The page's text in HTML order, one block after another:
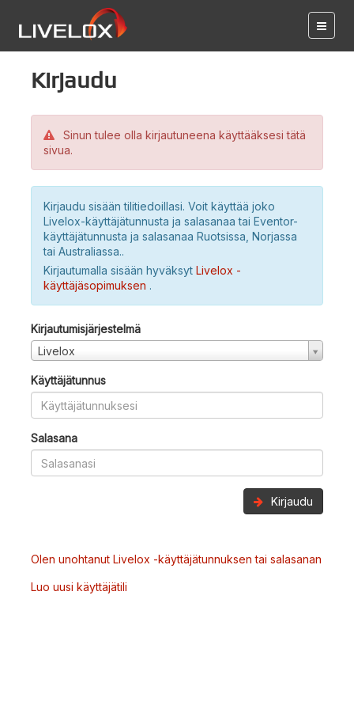
Kirjaudu
Sinun tulee olla kirjautuneena käyttääksesi tätä
sivua.
Kirjaudu sisään tilitiedoillasi. Voit käyttää joko
Livelox-käyttäjätunnusta ja salasanaa tai Eventor-
käyttäjätunnusta ja salasanaa Ruotsissa, Norjassa
tai Australiassa..
Kirjautumalla sisään hyväksyt Livelox -
käyttäjäsopimuksen .
Kirjautumisjärjestelmä
Livelox
Käyttäjätunnus
Salasana
Kirjaudu
Olen unohtanut Livelox -käyttäjätunnuksen tai salasanan
Luo uusi käyttäjätili